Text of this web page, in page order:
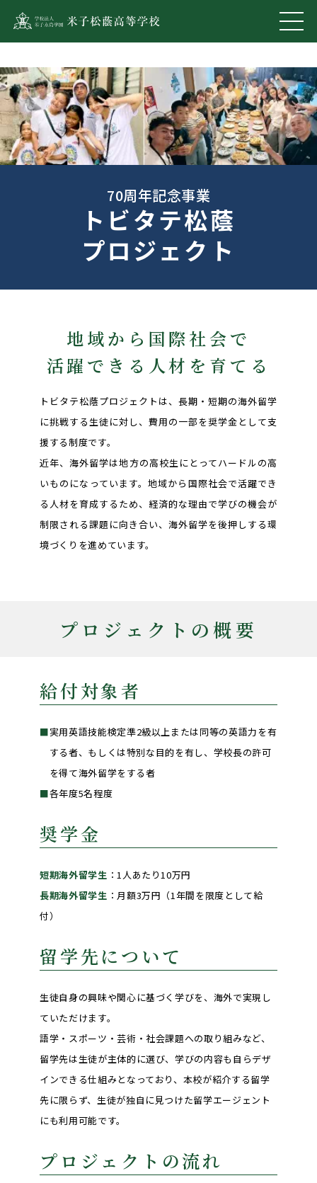
70周年記念事業
トビタテ松蔭
プロジェクト
地域から国際社会で
活躍できる人材を育てる
トビタテ松蔭プロジェクトは、長期・短期の海外留学
に挑戦する生徒に対し、費用の一部を奨学金として支
援する制度です。
近年、海外留学は地方の高校生にとってハードルの高
いものになっています。地域から国際社会で活躍でき
る人材を育成するため、経済的な理由で学びの機会が
制限される課題に向き合い、海外留学を後押しする環
境づくりを進めています。
プロジェクトの概要
給付対象者
実用英語技能検定準2級以上または同等の英語力を有
する者、もしくは特別な目的を有し、学校長の許可
を得て海外留学をする者
各年度5名程度
奨学金
短期海外留学生 ：1人あたり10万円
長期海外留学生 ：月額3万円（1年間を限度として給
付）
留学先について
生徒自身の興味や関心に基づく学びを、海外で実現し
ていただけます。
語学・スポーツ・芸術・社会課題への取り組みなど、
留学先は生徒が主体的に選び、学びの内容も自らデザ
インできる仕組みとなっており、本校が紹介する留学
先に限らず、生徒が独自に見つけた留学エージェント
にも利用可能です。
プロジェクトの流れ